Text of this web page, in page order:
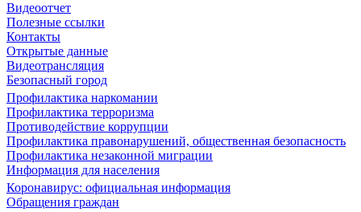
Видеоотчет
Полезные ссылки
Контакты
Открытые данные
Видеотрансляция
Безопасный город
Профилактика наркомании
Профилактика терроризма
Противодействие коррупции
Профилактика правонарушений, общественная безопасность
Профилактика незаконной миграции
Информация для населения
Коронавирус: официальная информация
Обращения граждан